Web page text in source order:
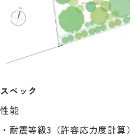
スペック
性能
・耐震等級3（許容応力度計算）